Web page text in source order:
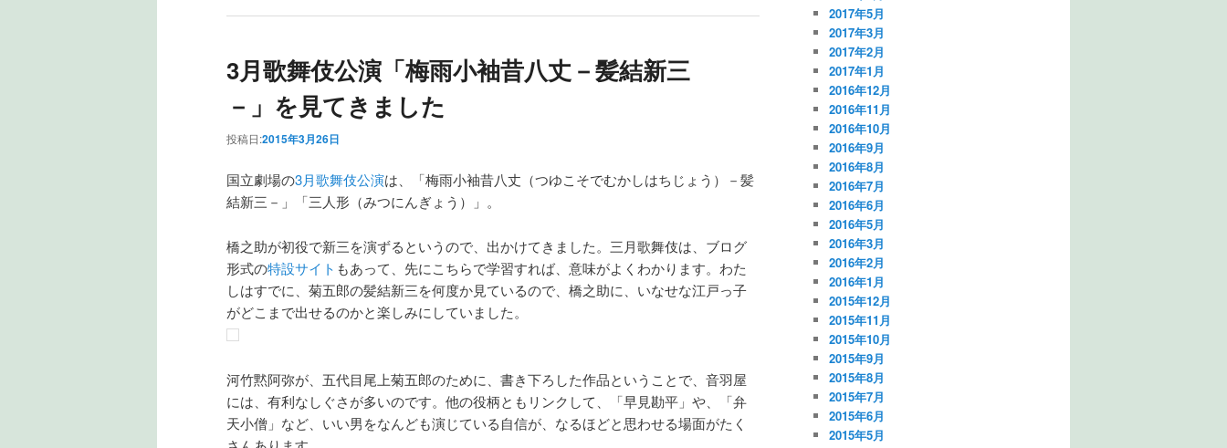
3月歌舞伎公演「梅雨小袖昔八丈－髪結新三
－」を見てきました
投稿日:2015年3月26日
国立劇場の3月歌舞伎公演は、「梅雨小袖昔八丈（つゆこそでむかしはちじょう）－髪
結新三－」「三人形（みつにんぎょう）」。
橋之助が初役で新三を演ずるというので、出かけてきました。三月歌舞伎は、ブログ
形式の特設サイト もあって、先にこちらで学習すれば、意味がよくわかります。わた
しはすでに、菊五郎の髪結新三を何度か見ているので、橋之助に、いなせな江戸っ子
がどこまで出せるのかと楽しみにしていました。
河竹黙阿弥が、五代目尾上菊五郎のために、書き下ろした作品ということで、音羽屋
には、有利なしぐさが多いのです。他の役柄ともリンクして、「早見勘平」や、「弁
天小僧」など、いい男をなんども演じている自信が、なるほどと思わせる場面がたく
2017年5月
2017年3月
2017年2月
2017年1月
2016年12月
2016年11月
2016年10月
2016年9月
2016年8月
2016年7月
2016年6月
2016年5月
2016年3月
2016年2月
2016年1月
2015年12月
2015年11月
2015年10月
2015年9月
2015年8月
2015年7月
2015年6月
2015年5月